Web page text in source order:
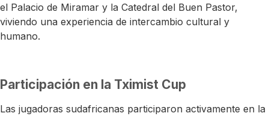
el Palacio de Miramar y la Catedral del Buen Pastor,
viviendo una experiencia de intercambio cultural y
humano.
Participación en la Tximist Cup
Las jugadoras sudafricanas participaron activamente en la